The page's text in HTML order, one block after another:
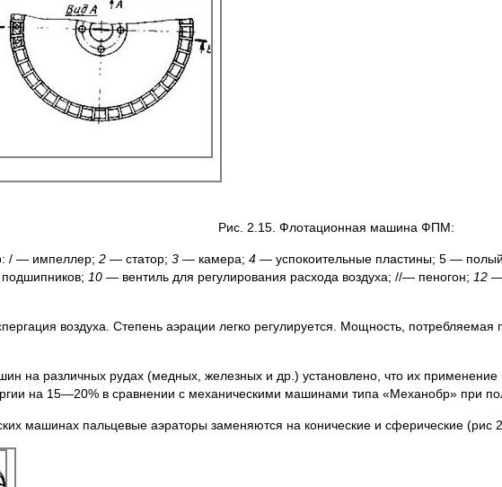
Рис. 2.15. Флотационная машина ФПМ:
/ — импеллер; 2 — статор; 3 — камера; 4 — успокоительные пластины; 5 —
подшипников; 10 — вентиль для регулирования расхода воздуха; //— пеногон; 12 —
воздуха. Степень аэрации легко регулируется. Мощность,
на различных рудах (медных, железных и др.) установлено, что их
на 15—20% в сравнении с механическими машинами типа «Механобр» при
машинах пальцевые аэраторы заменяются на конические и сферические (рис